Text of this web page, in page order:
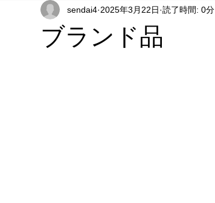
ブランド品
sendai4 2025年3月22日 読了時間: 0分